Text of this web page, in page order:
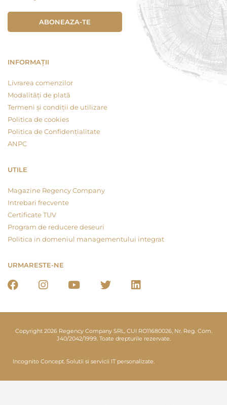
ABONEAZA-TE
INFORMAȚII
Livrarea comenzilor
Modalități de plată
Termeni și condiții de utilizare
Politica de cookies
Politica de Confidențialitate
ANPC
UTILE
Magazine Regency Company
Intrebari frecvente
Certificate TUV
Program de reducere deseuri
Politica in domeniul managementului integrat
URMARESTE-NE
Copyright 2026 Regency Company SRL, CUI RO11680026, Nr. Reg. Com.
J40/2042/1999. Toate drepturile rezervate.
Incognito Concept. Solutii si servicii IT personalizate.